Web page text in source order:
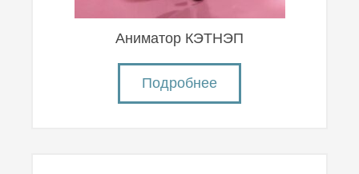
Аниматор КЭТНЭП
Подробнее